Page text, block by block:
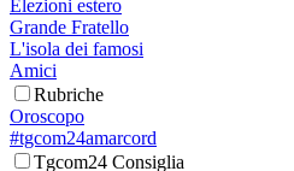
Elezioni estero
Grande Fratello
L'isola dei famosi
Amici
Rubriche
Oroscopo
#tgcom24amarcord
Tgcom24 Consiglia